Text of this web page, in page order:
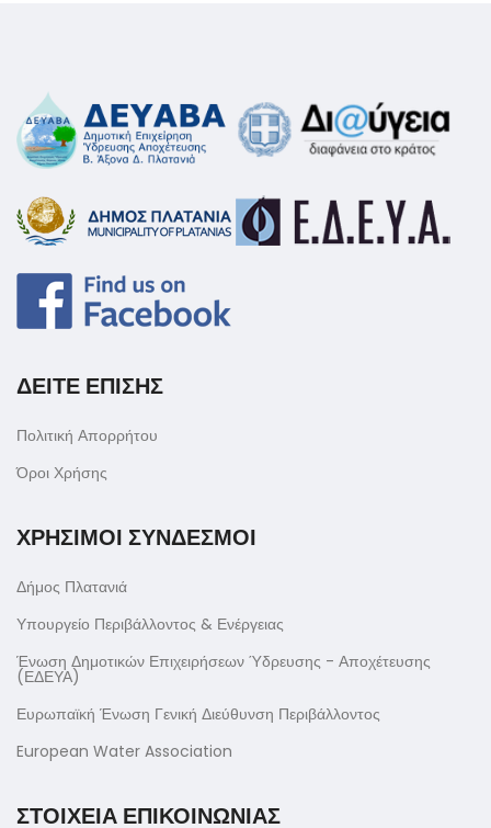
ΔΕΙΤΕ ΕΠΙΣΗΣ
Πολιτική Απορρήτου
Όροι Χρήσης
ΧΡΗΣΙΜΟΙ ΣΥΝΔΕΣΜΟΙ
Δήμος Πλατανιά
Υπουργείο Περιβάλλοντος & Ενέργειας
Ένωση Δημοτικών Επιχειρήσεων Ύδρευσης - Αποχέτευσης
(ΕΔΕΥΑ)
Ευρωπαϊκή Ένωση Γενική Διεύθυνση Περιβάλλοντος
European Water Association
ΣΤΟΙΧΕΙΑ ΕΠΙΚΟΙΝΩΝΙΑΣ